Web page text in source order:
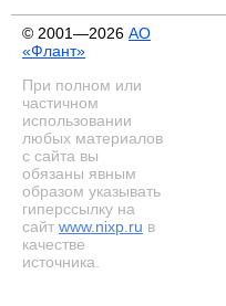
© 2001—2026 АО
«Флант»
При полном или
частичном
использовании
любых материалов
с сайта вы
обязаны явным
образом указывать
гиперссылку на
сайт www.nixp.ru в
качестве
источника.